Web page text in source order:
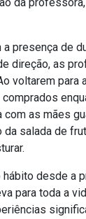
da
presença de
direção, as
voltarem para
as mães
da salada de
hábito desde a
para toda a